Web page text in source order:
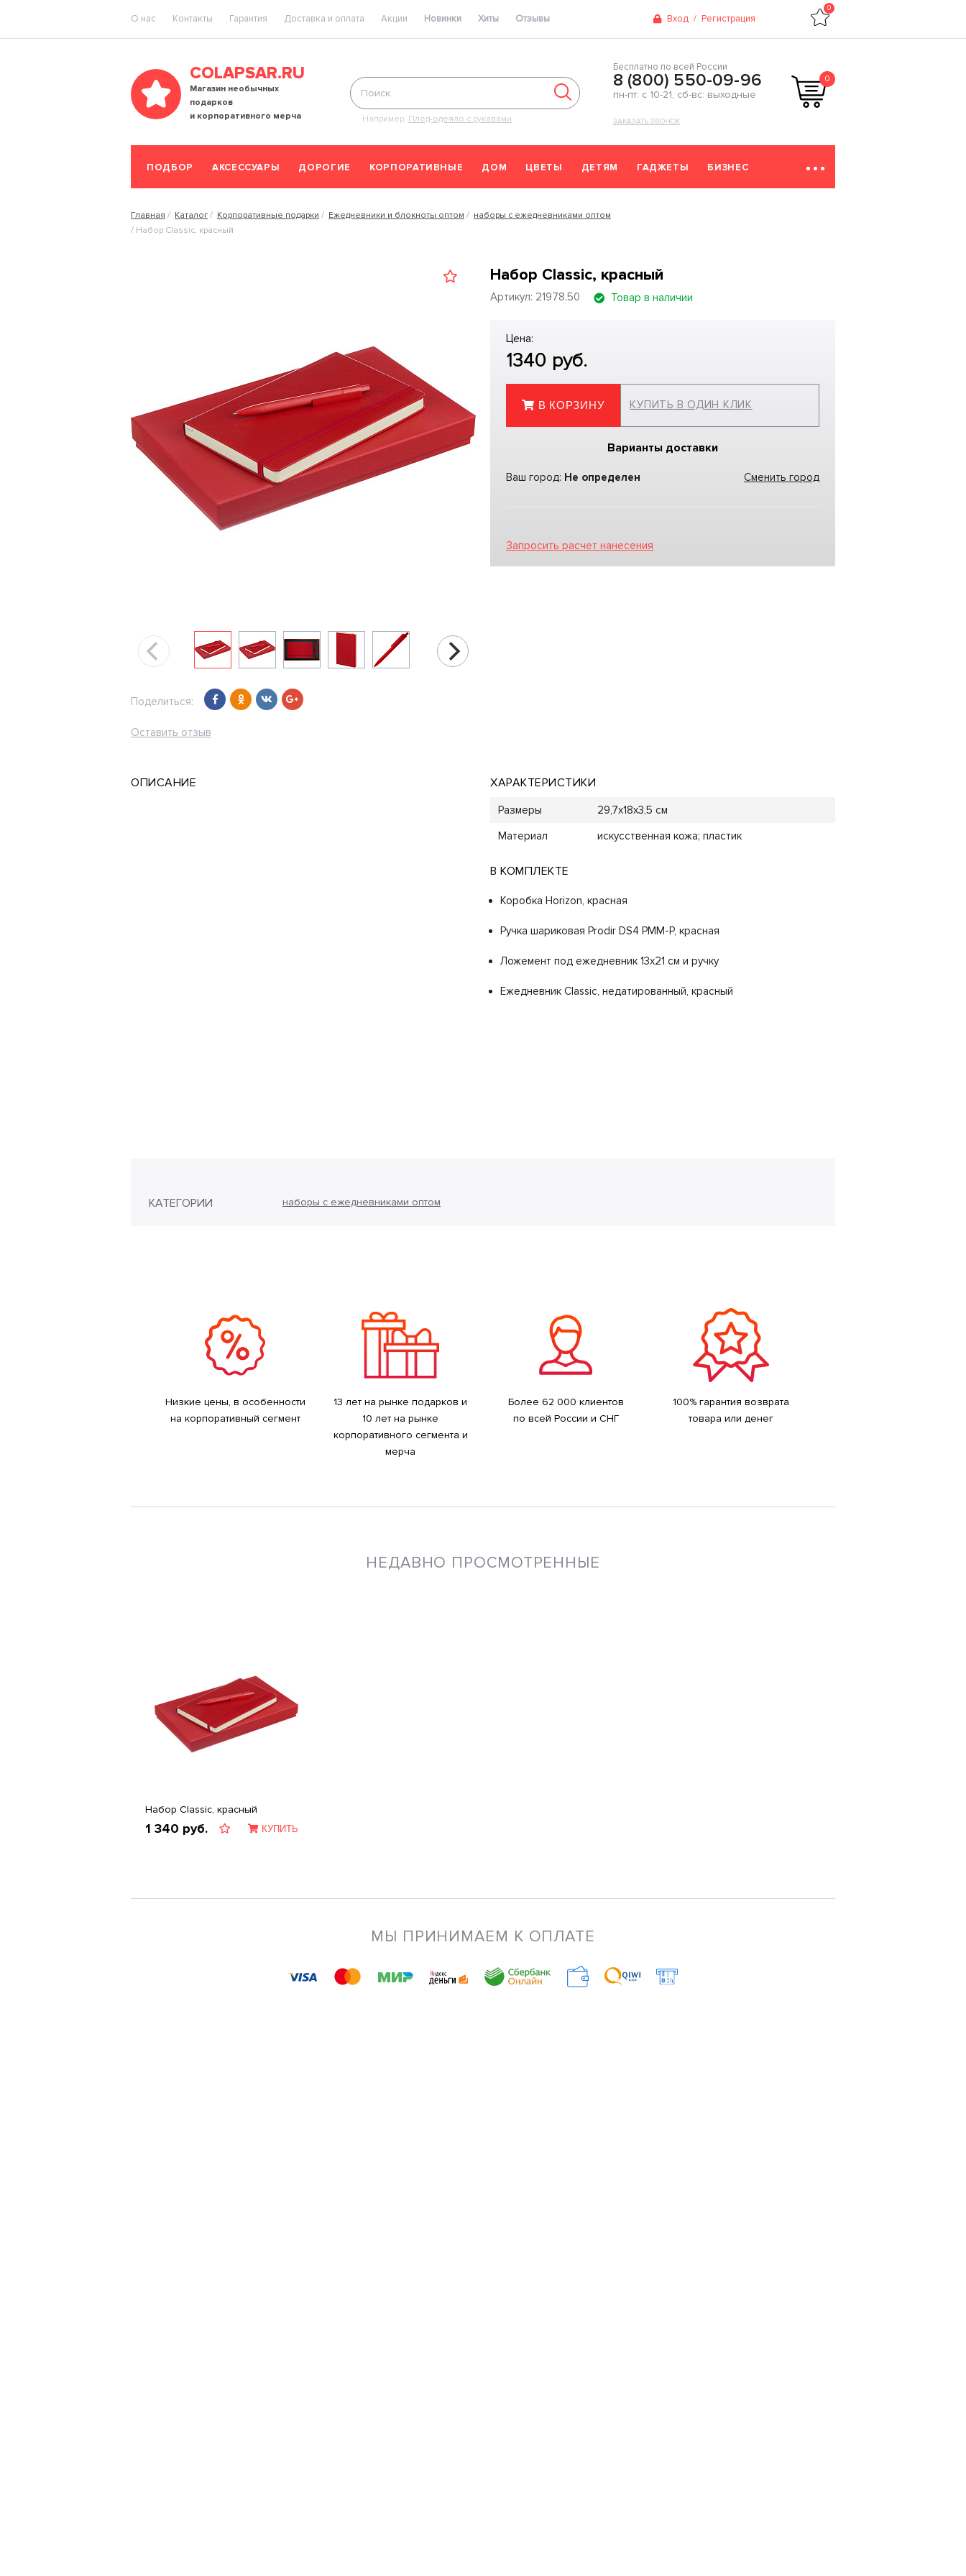
O нас Контакты Гарантия Доставка и оплата Акции Новинки Хиты Отзывы Вход / Регистрация
0
COLAPSAR.RU
Магазин необычных
подарков
и корпоративного мерча
Например: Плед-одеяло с рукавами
Бесплатно по всей России
8 (800) 550-09-96
пн-пт: с 10-21, сб-вс: выходные
ЗАКАЗАТЬ ЗВОНОК
0
ПОДБОР АКСЕССУАРЫ ДОРОГИЕ КОРПОРАТИВНЫЕ ДОМ ЦВЕТЫ ДЕТЯМ ГАДЖЕТЫ БИЗНЕС
Главная Каталог Корпоративные подарки Ежедневники и блокноты оптом
наборы с ежедневниками оптом
Набор Classic, красный
Поделиться:
Оставить отзыв
Набор Classic, красный
Артикул: 21978.50 Товар в наличии
Цена:
1340 руб.
В КОРЗИНУ КУПИТЬ В ОДИН КЛИК
Варианты доставки
Ваш город: Не определен Сменить город
Запросить расчет нанесения
ОПИСАНИЕ ХАРАКТЕРИСТИКИ
Размеры
29,7х18х3,5 см
Материал
искусственная кожа; пластик
В КОМПЛЕКТЕ
Коробка Horizon, красная
Ручка шариковая Prodir DS4 PMM-P, красная
Ложемент под ежедневник 13х21 см и ручку
Ежедневник Classic, недатированный, красный
КАТЕГОРИИ наборы с ежедневниками оптом
Низкие цены, в особенности
на корпоративный сегмент
13 лет на рынке подарков и
10 лет на рынке
корпоративного сегмента и
мерча
Более 62 000 клиентов
по всей России и СНГ
100% гарантия возврата
товара или денег
НЕДАВНО ПРОСМОТРЕННЫЕ
Набор Classic, красный
1 340 руб. КУПИТЬ
МЫ ПРИНИМАЕМ К ОПЛАТЕ